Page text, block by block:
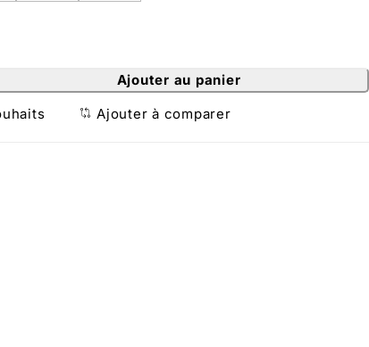
Ajouter au panier
Ajouter à comparer